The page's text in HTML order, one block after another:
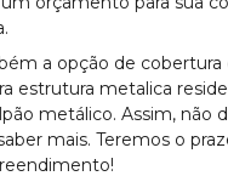
a opção de cobertura
estrutura metalica
metálico. Assim, não
mais. Teremos o